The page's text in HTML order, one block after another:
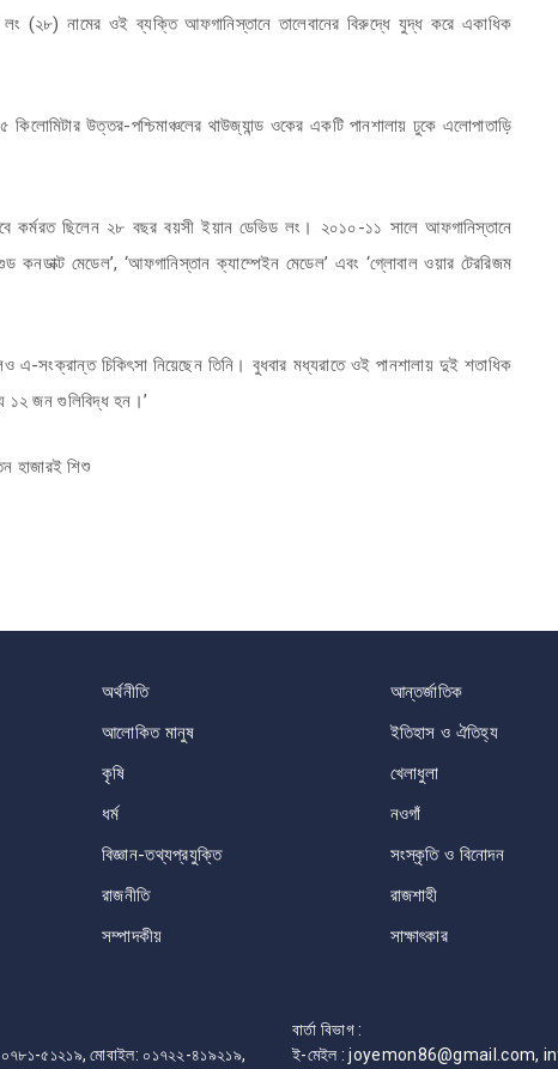
(২৮) নামের ওই ব্যক্তি আফগানিস্তানে তালেবানের বিরুদ্ধে যুদ্ধ করে একাধিক
কিলোমিটার উত্তর-পশ্চিমাঞ্চলের থাউজ্যান্ড ওকের একটি পানশালায় ঢুকে এলোপাতাড়ি
কর্মরত ছিলেন ২৮ বছর বয়সী ইয়ান ডেভিড লং। ২০১০-১১ সালে আফগানিস্তানে
কনডাক্ট মেডেল’, ‘আফগানিস্তান ক্যাম্পেইন মেডেল’ এবং ‘গ্লোবাল ওয়ার টেররিজম
এ-সংক্রান্ত চিকিৎসা নিয়েছেন তিনি। বুধবার মধ্যরাতে ওই পানশালায় দুই শতাধিক
১২ জন গুলিবিদ্ধ হন।’
হাজারই শিশু
অর্থনীতি আন্তর্জাতিক
আলোকিত মানুষ ইতিহাস ও ঐতিহ্য
কৃষি খেলাধুলা
ধর্ম নওগাঁ
বিজ্ঞান-তথ্যপ্রযুক্তি সংস্কৃতি ও বিনোদন
রাজনীতি রাজশাহী
সম্পাদকীয় সাক্ষাৎকার
০৭৮১-৫১২১৯, মোবাইল: ০১৭২২-৪১৯২১৯,
বার্তা বিভাগ :
ই-মেইল : joyemon86@gmail.com,